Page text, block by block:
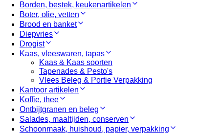
Borden, bestek, keukenartikelen
Boter, olie, vetten
Brood en banket
Diepvries
Drogist
Kaas, vleeswaren, tapas
Kaas & Kaas soorten
Tapenades & Pesto's
Vlees Beleg & Portie Verpakking
Kantoor artikelen
Koffie, thee
Ontbijtgranen en beleg
Salades, maaltijden, conserven
Schoonmaak, huishoud, papier, verpakking